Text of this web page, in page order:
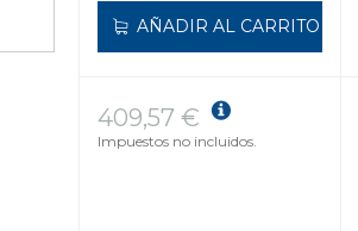
AÑADIR AL CARRITO
409,57 €
Impuestos no incluidos.